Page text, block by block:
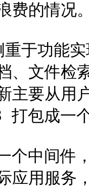
费的情况
于功能
、文件
主要从
包成一
中间件
应用服